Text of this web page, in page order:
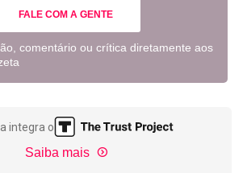
FALE COM A GENTE
comentário ou crítica diretamente aos
integra o
Saiba mais